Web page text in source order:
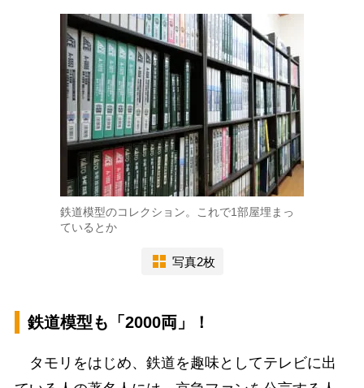
鉄道模型のコレクション。これで1部屋埋まっ
ているとか
写真2枚
鉄道模型も「2000両」！
タモリをはじめ、鉄道を趣味としてテレビに出